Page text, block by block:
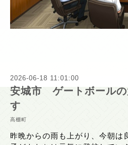
2026-06-18 11:01:00
安城市 ゲートボールの
す
高棚町
昨晩からの雨も上がり、今朝は